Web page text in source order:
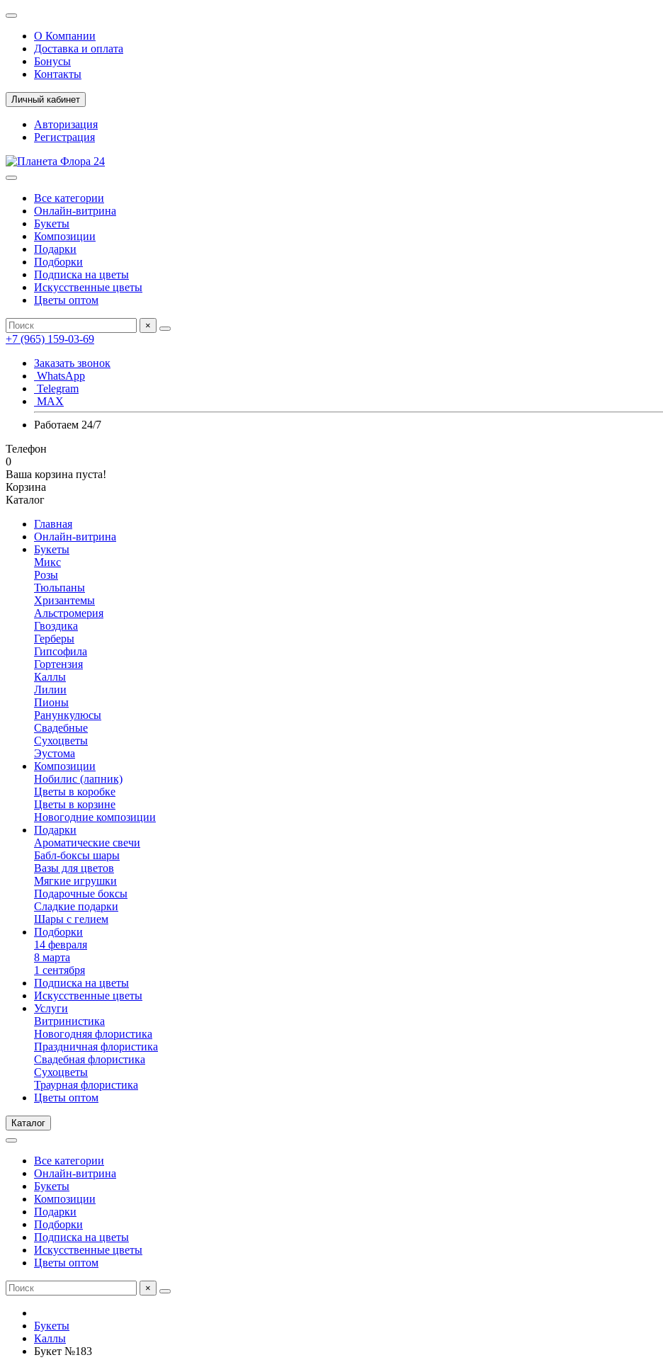
О Компании
Доставка и оплата
Бонусы
Контакты
Личный кабинет
Авторизация
Регистрация
Все категории
Онлайн-витрина
Букеты
Композиции
Подарки
Подборки
Подписка на цветы
Искусственные цветы
Цветы оптом
×
+7 (965) 159-03-69
Заказать звонок
WhatsApp
Telegram
MAX
Работаем 24/7
Телефон
0
Ваша корзина пуста!
Корзина
Каталог
Главная
Онлайн-витрина
Букеты
Микс
Розы
Тюльпаны
Хризантемы
Альстромерия
Гвоздика
Герберы
Гипсофила
Гортензия
Каллы
Лилии
Пионы
Ранункулюсы
Свадебные
Сухоцветы
Эустома
Композиции
Нобилис (лапник)
Цветы в коробке
Цветы в корзине
Новогодние композиции
Подарки
Ароматические свечи
Бабл-боксы шары
Вазы для цветов
Мягкие игрушки
Подарочные боксы
Сладкие подарки
Шары с гелием
Подборки
14 февраля
8 марта
1 сентября
Подписка на цветы
Искусственные цветы
Услуги
Витринистика
Новогодняя флористика
Праздничная флористика
Свадебная флористика
Сухоцветы
Траурная флористика
Цветы оптом
Каталог
Все категории
Онлайн-витрина
Букеты
Композиции
Подарки
Подборки
Подписка на цветы
Искусственные цветы
Цветы оптом
×
Букеты
Каллы
Букет №183